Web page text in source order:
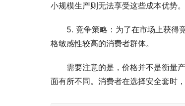
小规模生产则无法享受这些成本优势。
5. 竞争策略：为了在市场上获得
格敏感性较高的消费者群体。
需要注意的是，价格并不是衡量
面有所不同。消费者在选择安全套时